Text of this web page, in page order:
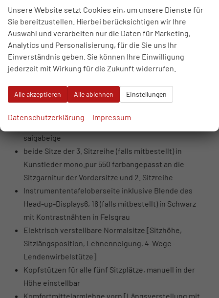
Modellkennzeichnung am Heck
Fensterschachtleisten außen in Aluminium eloxiert
Leder/Kunstleder mono.pur 550-Kombination
Sitzmittelbahn der Vordersitze und der beiden
äußeren Fondsitze sowie die Sitzseitenwange auf der
Fahrerseite im Einstiegsbereich in Leder geprägt
schwarz, okapibraun, pandograu oder saigabeige
Sitzseitenwangen, Kopfstützen, Mittelarmlehne vorn
mono.pur 550schwarz, okapibraun, pandograu oder
saigabeige
beide Sitze der 3. Sitzreihe (falls mitbestellt) in
Kunstleder mono.pur 550 farbangepasst an die
Sitzgarnitur der Vordersitze und 2. Sitzreihe
Instrumententafeloberseite inklusive Blende des
Head-up-Displays6, 16 (falls mitbestellt) in Schwarz
mit Kontrastnähten in Felsgrau
Elektrisch verstellbare Normalsitze [Sitzhöhe,
Sitzlängsposition, Lehnenneigung, 4-Wege-
Lendenwirbelstütze]
Kopfstützen für alle fünf Sitzplätze, manuell in der
Höhe einstellbar
Komfortmittelarmlehne vorn [Längsverstellung mit
Unsere Website setzt Cookies ein, um unsere Dienste für
Sie bereitzustellen. Hierbei berücksichtigen wir Ihre
Auswahl und verarbeiten nur die Daten für Marketing,
Analytics und Personalisierung, für die Sie uns Ihr
Einverständnis geben. Sie können Ihre Einwilligung
jederzeit mit Wirkung für die Zukunft widerrufen.
Alle akzeptieren Alle ablehnen Einstellungen
Datenschutzerklärung Impressum